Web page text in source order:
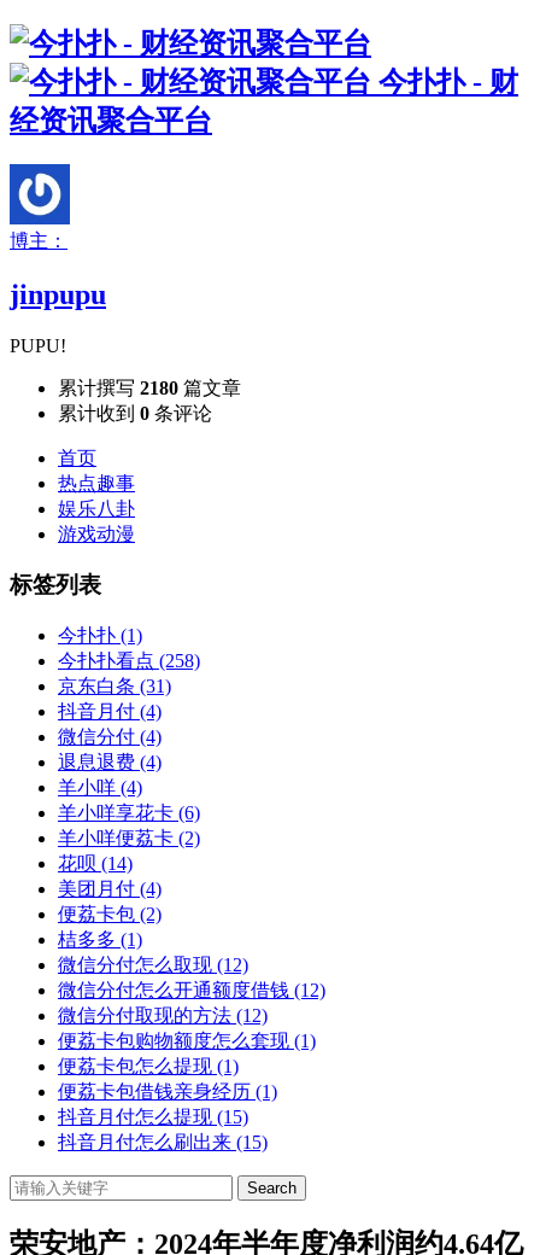
今扑扑 - 财
经资讯聚合平台
博主：
jinpupu
PUPU!
累计撰写 2180 篇文章
累计收到 0 条评论
首页
热点趣事
娱乐八卦
游戏动漫
标签列表
今扑扑 (1)
今扑扑看点 (258)
京东白条 (31)
抖音月付 (4)
微信分付 (4)
退息退费 (4)
羊小咩 (4)
羊小咩享花卡 (6)
羊小咩便荔卡 (2)
花呗 (14)
美团月付 (4)
便荔卡包 (2)
桔多多 (1)
微信分付怎么取现 (12)
微信分付怎么开通额度借钱 (12)
微信分付取现的方法 (12)
便荔卡包购物额度怎么套现 (1)
便荔卡包怎么提现 (1)
便荔卡包借钱亲身经历 (1)
抖音月付怎么提现 (15)
抖音月付怎么刷出来 (15)
Search
荣安地产：2024年半年度净利润约4.64亿